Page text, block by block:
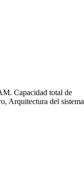
Capacidad total de
Arquitectura del sistema